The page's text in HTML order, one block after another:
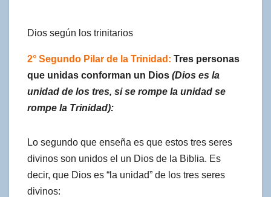
Dios según los trinitarios
2° Segundo Pilar de la Trinidad: Tres personas
que unidas conforman un Dios (Dios es la
unidad de los tres, si se rompe la unidad se
rompe la Trinidad):
Lo segundo que enseña es que estos tres seres
divinos son unidos el un Dios de la Biblia. Es
decir, que Dios es “la unidad” de los tres seres
divinos: